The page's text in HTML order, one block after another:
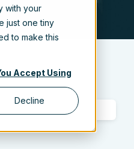
with your
just one tiny
to make this
Accept Using
Decline